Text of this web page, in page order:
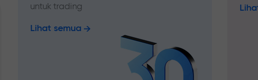
untuk trading
Lihat semua